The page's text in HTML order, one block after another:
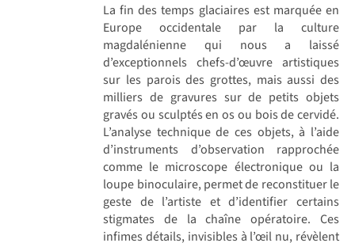
La fin des temps glaciaires est marquée en
Europe occidentale par la culture
magdalénienne qui nous a laissé
d’exceptionnels chefs-d’œuvre artistiques
sur les parois des grottes, mais aussi des
milliers de gravures sur de petits objets
gravés ou sculptés en os ou bois de cervidé.
L’analyse technique de ces objets, à l’aide
d’instruments d’observation rapprochée
comme le microscope électronique ou la
loupe binoculaire, permet de reconstituer le
geste de l’artiste et d’identifier certains
stigmates de la chaîne opératoire. Ces
infimes détails, invisibles à l’œil nu, révèlent